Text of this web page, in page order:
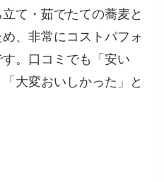
て・茹でたての蕎麦と
、非常にコストパフォ
。口コミでも「安い
大変おいしかった」と